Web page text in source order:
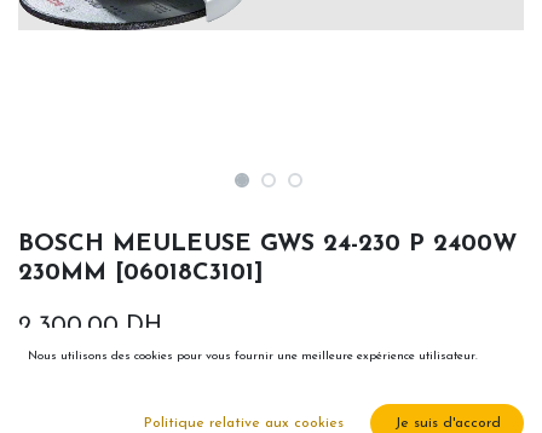
BOSCH MEULEUSE GWS 24-230 P 2400W
230MM [06018C3101]
2 300,00 DH
Nous utilisons des cookies pour vous fournir une meilleure expérience utilisateur.
Politique relative aux cookies Je suis d'accord